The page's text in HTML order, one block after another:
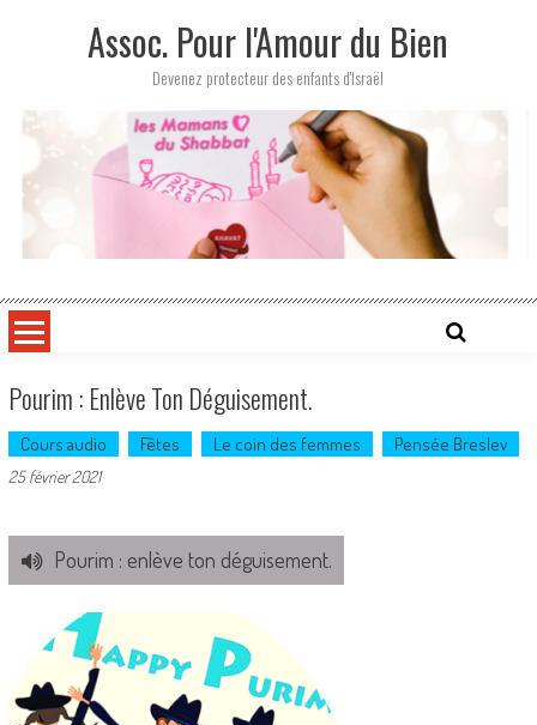
Assoc. Pour l'Amour du Bien
Devenez protecteur des enfants d'Israël
Pourim : Enlève Ton Déguisement.
Cours audio Fêtes Le coin des femmes Pensée Breslev
25 février 2021
Pourim : enlève ton déguisement.